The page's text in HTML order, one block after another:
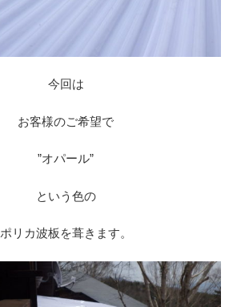
今回は
お客様のご希望で
”オパール”
という色の
ポリカ波板を葺きます。